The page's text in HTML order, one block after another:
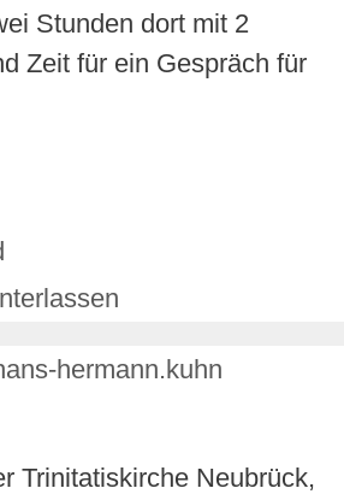
Stunden dort mit 2
Zeit für ein Gespräch für
hermann.kuhn
Trinitatiskirche Neubrück,